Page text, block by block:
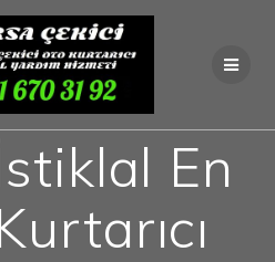
Skip
to
content
En